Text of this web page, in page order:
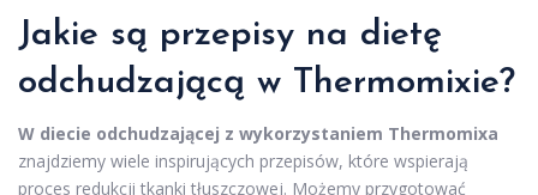
Jakie są przepisy na dietę
odchudzającą w Thermomixie?
W diecie odchudzającej z wykorzystaniem Thermomixa
znajdziemy wiele inspirujących przepisów, które wspierają
proces redukcji tkanki tłuszczowej. Możemy przygotować